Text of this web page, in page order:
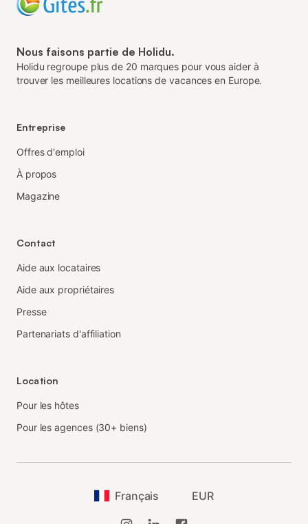
Nous faisons partie de Holidu.
Holidu regroupe plus de 20 marques pour vous aider à
trouver les meilleures locations de vacances en Europe.
Entreprise
Offres d'emploi
À propos
Magazine
Contact
Aide aux locataires
Aide aux propriétaires
Presse
Partenariats d'affiliation
Location
Pour les hôtes
Pour les agences (30+ biens)
Français EUR